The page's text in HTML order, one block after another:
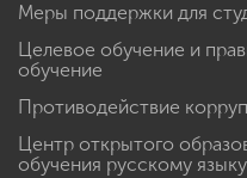
Меры поддержки для
Целевое обучение и
обучение
Противодействие
Центр открытого
обучения русскому